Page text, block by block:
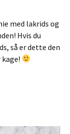
med lakrids og
Hvis du
så er dette den